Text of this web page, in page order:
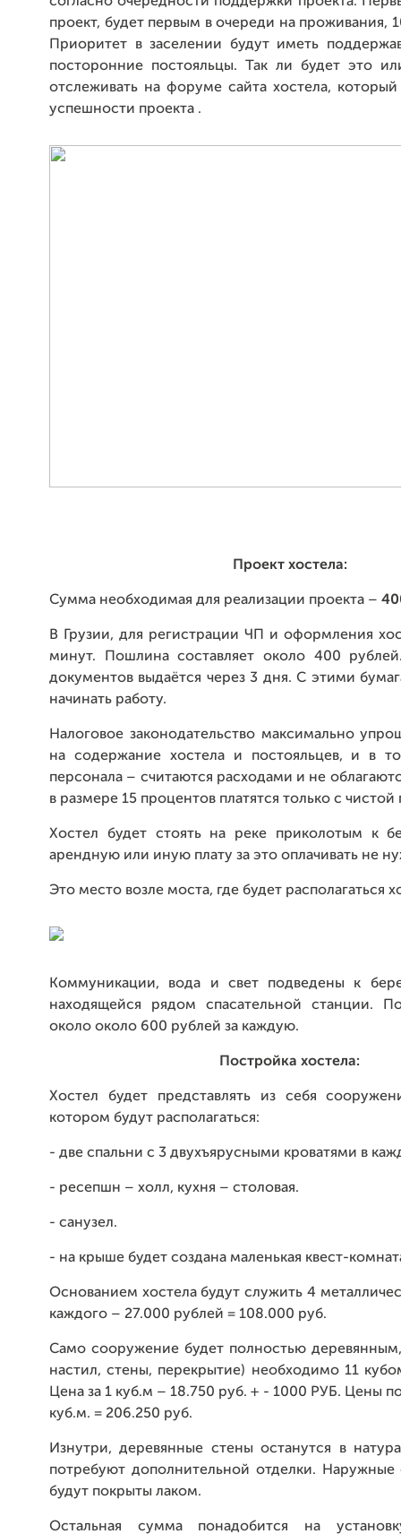
проект, будет первым в очереди на проживания,
Приоритет в заселении будут иметь
посторонние постояльцы. Так ли будет это
отслеживать на форуме сайта хостела,
успешности проекта .
Проект хостела:
Сумма необходимая для реализации проекта –
В Грузии, для регистрации ЧП и оформления
минут. Пошлина составляет около 400
документов выдаётся через 3 дня. С этими
начинать работу.
Налоговое законодательство максимально
на содержание хостела и постояльцев, и в
персонала – считаются расходами и не
в размере 15 процентов платятся только с
Хостел будет стоять на реке приколотым к
арендную или иную плату за это оплачивать не
Это место возле моста, где будет располагаться
Коммуникации, вода и свет подведены к
находящейся рядом спасательной станции.
около около 600 рублей за каждую.
Постройка хостела:
Хостел будет представлять из себя
котором будут располагаться:
- две спальни с 3 двухъярусными кроватями в
- ресепшн – холл, кухня – столовая.
- санузел.
- на крыше будет создана маленькая квест-
Основанием хостела будут служить 4
каждого – 27.000 рублей = 108.000 руб.
Само сооружение будет полностью
настил, стены, перекрытие) необходимо 11
Цена за 1 куб.м – 18.750 руб. + - 1000 РУБ. Цены
куб.м. = 206.250 руб.
Изнутри, деревянные стены останутся в
потребуют дополнительной отделки.
будут покрыты лаком.
Остальная сумма понадобится на